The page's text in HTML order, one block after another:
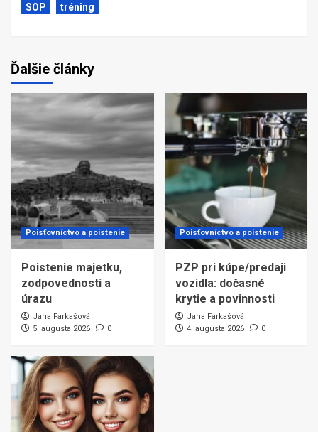
SOP
tréning
Ďalšie články
Poisťovníctvo a poistenie
Poistenie majetku,
zodpovednosti a
úrazu
Jana Farkašová
5. augusta 2026
0
Poisťovníctvo a poistenie
PZP pri kúpe/predaji
vozidla: dočasné
krytie a povinnosti
Jana Farkašová
4. augusta 2026
0